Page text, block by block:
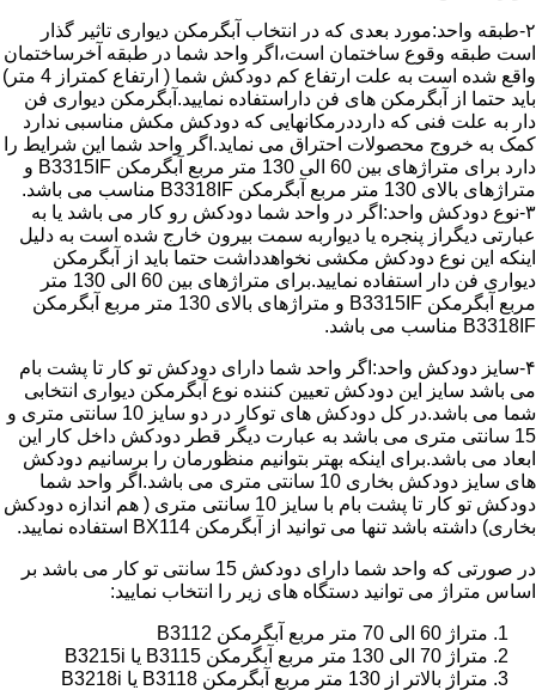
۲-طبقه واحد:مورد بعدی که در انتخاب آبگرمکن دیواری تاثیر گذار
است طبقه وقوع ساختمان است،اگر واحد شما در طبقه آخرساختمان
واقع شده است به علت ارتفاع کم دودکش شما ( ارتفاع کمتراز 4 متر)
باید حتما از آبگرمکن های فن داراستفاده نمایید.آبگرمکن دیواری فن
دار به علت فنی که دارددرمکانهایی که دودکش مکش مناسبی ندارد
کمک به خروج محصولات احتراق می نماید.اگر واحد شما این شرایط را
دارد برای متراژهای بین 60 الی 130 متر مربع آبگرمکن B3315IF و
متراژهای بالای 130 متر مربع آبگرمکن B3318IF مناسب می باشد.
۳-نوع دودکش واحد:اگر در واحد شما دودکش رو کار می باشد یا به
عبارتی دیگراز پنجره یا دیواربه سمت بیرون خارج شده است به دلیل
اینکه این نوع دودکش مکشی نخواهدداشت حتما باید از آبگرمکن
دیواری فن دار استفاده نمایید.برای متراژهای بین 60 الی 130 متر
مربع آبگرمکن B3315IF و متراژهای بالای 130 متر مربع آبگرمکن
B3318IF مناسب می باشد.
۴-سایز دودکش واحد:اگر واحد شما دارای دودکش تو کار تا پشت بام
می باشد سایز این دودکش تعیین کننده نوع آبگرمکن دیواری انتخابی
شما می باشد.در کل دودکش های توکار در دو سایز 10 سانتی متری و
15 سانتی متری می باشد به عبارت دیگر قطر دودکش داخل کار این
ابعاد می باشد.برای اینکه بهتر بتوانیم منظورمان را برسانیم دودکش
های سایز دودکش بخاری 10 سانتی متری می باشد.اگر واحد شما
دودکش تو کار تا پشت بام با سایز 10 سانتی متری ( هم اندازه دودکش
بخاری) داشته باشد تنها می توانید از آبگرمکن BX114 استفاده نمایید.
در صورتی که واحد شما دارای دودکش 15 سانتی تو کار می باشد بر
اساس متراژ می توانید دستگاه های زیر را انتخاب نمایید:
متراژ 60 الی 70 متر مربع آبگرمکن B3112
متراژ 70 الی 130 متر مربع آبگرمکن B3115 یا B3215i
متراژ بالاتر از 130 متر مربع آبگرمکن B3118 یا B3218i